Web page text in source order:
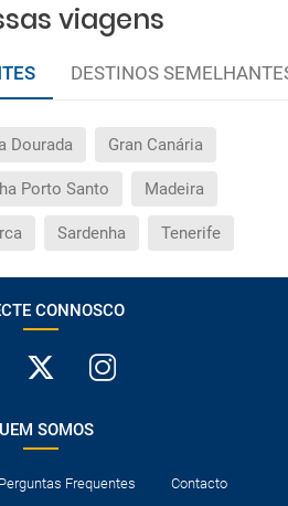
viagens
DESTINOS
Dourada Gran Canária
Porto Santo Madeira
Sardenha Tenerife
CONNOSCO
SOMOS
Perguntas Frequentes Contacto